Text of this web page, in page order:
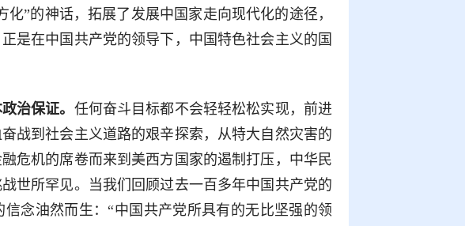
”的神话，拓展了发展中国家走向现代化的途径，
是在中国共产党的领导下，中国特色社会主义的国
治保证。 任何奋斗目标都不会轻轻松松实现，前进
战到社会主义道路的艰辛探索，从特大自然灾害的
危机的席卷而来到美西方国家的遏制打压，中华民
世所罕见。当我们回顾过去一百多年中国共产党的
念油然而生：“中国共产党所具有的无比坚强的领